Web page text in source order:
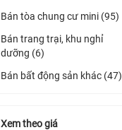
Bán tòa chung cư mini (95)
Bán trang trại, khu nghỉ
dưỡng (6)
Bán bất động sản khác (47)
Xem theo giá